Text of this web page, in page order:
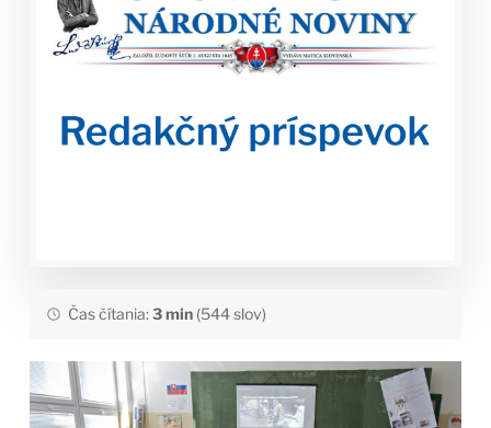
Čas čítania:3 min(544 slov)